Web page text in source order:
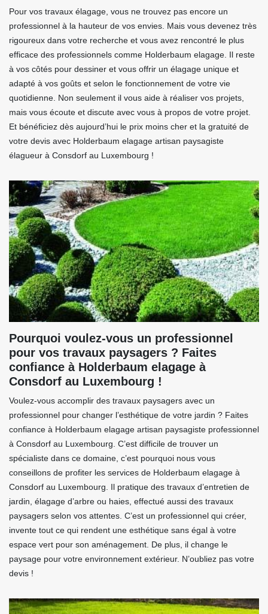
Pour vos travaux élagage, vous ne trouvez pas encore un
professionnel à la hauteur de vos envies. Mais vous devenez très
rigoureux dans votre recherche et vous avez rencontré le plus
efficace des professionnels comme Holderbaum elagage. Il reste
à vos côtés pour dessiner et vous offrir un élagage unique et
adapté à vos goûts et selon le fonctionnement de votre vie
quotidienne. Non seulement il vous aide à réaliser vos projets,
mais vous écoute et discute avec vous à propos de votre projet.
Et bénéficiez dès aujourd’hui le prix moins cher et la gratuité de
votre devis avec Holderbaum elagage artisan paysagiste
élagueur à Consdorf au Luxembourg !
Pourquoi voulez-vous un professionnel
pour vos travaux paysagers ? Faites
confiance à Holderbaum elagage à
Consdorf au Luxembourg !
Voulez-vous accomplir des travaux paysagers avec un
professionnel pour changer l’esthétique de votre jardin ? Faites
confiance à Holderbaum elagage artisan paysagiste professionnel
à Consdorf au Luxembourg. C’est difficile de trouver un
spécialiste dans ce domaine, c’est pourquoi nous vous
conseillons de profiter les services de Holderbaum elagage à
Consdorf au Luxembourg. Il pratique des travaux d’entretien de
jardin, élagage d’arbre ou haies, effectué aussi des travaux
paysagers selon vos attentes. C’est un professionnel qui créer,
invente tout ce qui rendent une esthétique sans égal à votre
espace vert pour son aménagement. De plus, il change le
paysage pour votre environnement extérieur. N’oubliez pas votre
devis !